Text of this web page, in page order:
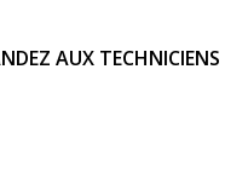
AUX TECHNICIENS